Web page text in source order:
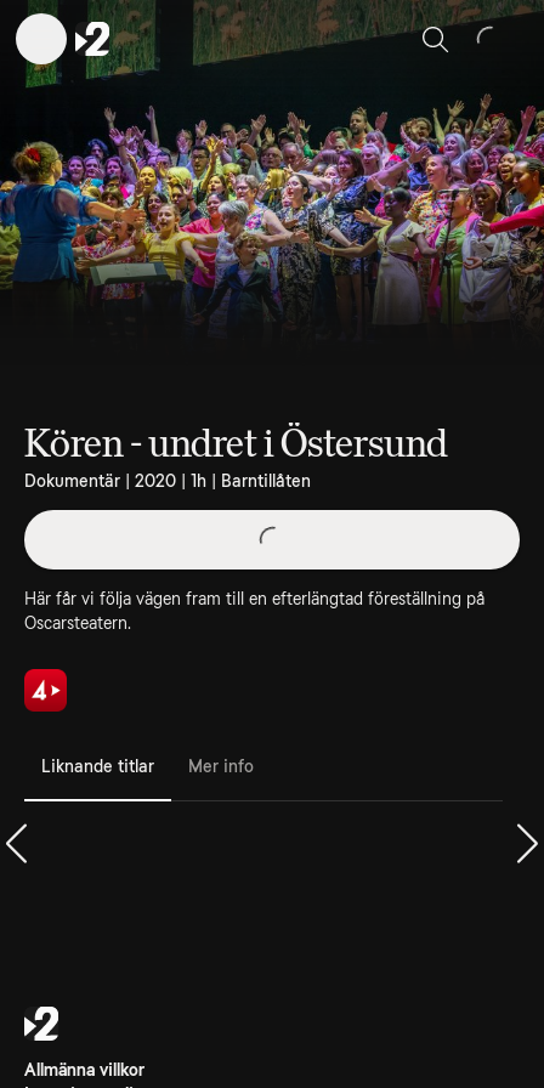
Sök
Kören - undret i Östersund
Dokumentär | 2020 | 1h | Barntillåten
Här får vi följa vägen fram till en efterlängtad föreställning på
Oscarsteatern.
Liknande titlar Mer info
Allmänna villkor